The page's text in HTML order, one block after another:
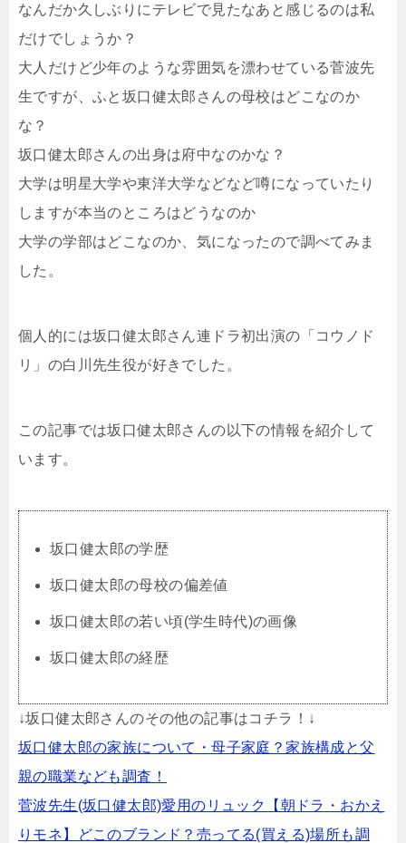
なんだか久しぶりにテレビで見たなあと感じるのは私
だけでしょうか？
大人だけど少年のような雰囲気を漂わせている菅波先
生ですが、ふと坂口健太郎さんの母校はどこなのか
な？
坂口健太郎さんの出身は府中なのかな？
大学は明星大学や東洋大学などなど噂になっていたり
しますが本当のところはどうなのか
大学の学部はどこなのか、気になったので調べてみま
した。
個人的には坂口健太郎さん連ドラ初出演の「コウノド
リ」の白川先生役が好きでした。
この記事では坂口健太郎さんの以下の情報を紹介して
います。
坂口健太郎の学歴
坂口健太郎の母校の偏差値
坂口健太郎の若い頃(学生時代)の画像
坂口健太郎の経歴
↓坂口健太郎さんのその他の記事はコチラ！↓
坂口健太郎の家族について・母子家庭？家族構成と父
親の職業なども調査！
菅波先生(坂口健太郎)愛用のリュック【朝ドラ・おかえ
りモネ】どこのブランド？売ってる(買える)場所も調